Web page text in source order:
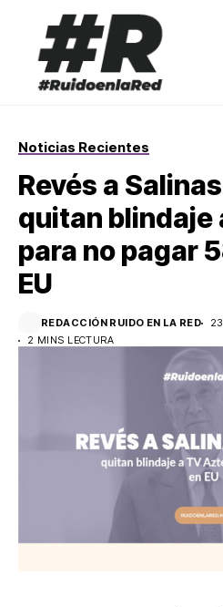
Noticias Recientes
Revés a
quitan blindaje
para no pagar
EU
REDACCIÓN RUIDO EN LA RED
2 MINS LECTURA